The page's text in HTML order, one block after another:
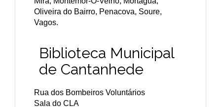
Oliveira do Bairro, Penacova, Soure,
Vagos.
Biblioteca Municipal
de Cantanhede
Rua dos Bombeiros Voluntários
Sala do CLA